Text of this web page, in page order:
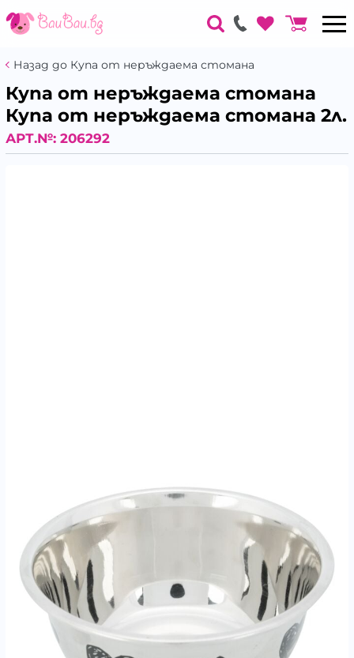
Назад до Купа от неръждаема стомана
Купа от неръждаема стомана
Купа от неръждаема стомана 2л.
АРТ.№: 206292